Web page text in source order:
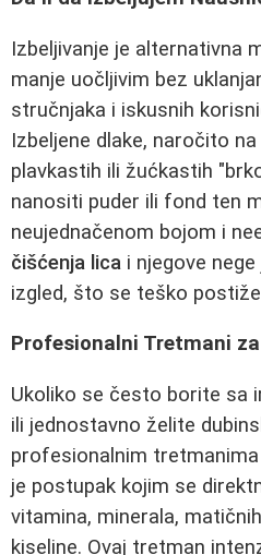
Izbeljivanje je alternativna
manje uočljivim bez
stručnjaka i iskusnih
Izbeljene dlake, naročito
plavkastih ili žućkastih
nanositi puder ili fond ten
neujednačenom bojom i
čišćenja lica i njegove
izgled, što se teško
Profesionalni Tretmani
Ukoliko se često borite sa
ili jednostavno želite
profesionalnim tretmanima
je postupak kojim se
vitamina, minerala,
kiseline. Ovaj tretman